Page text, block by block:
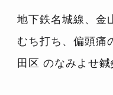
地下鉄名城線、金
むち打ち、偏頭痛
田区 のなみよせ鍼